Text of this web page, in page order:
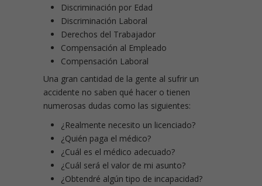
Discriminación por Edad
Discriminación Laboral
Derechos del Trabajador
Compensación al Empleado
Compensación Laboral
Una gran cantidad de la gente al sufrir un
accidente no saben qué hacer o tienen
numerosas dudas como las siguientes:
¿Realmente necesito un licenciado?
¿Quién paga el médico?
¿Cuál es el médico adecuado?
¿Cuál será el valor de mi asunto?
¿Obtendré algún tipo de incapacidad?